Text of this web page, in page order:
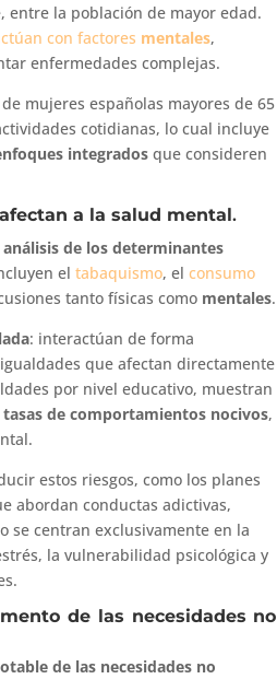
entre la población de mayor edad.
con factores mentales,
enfermedades complejas.
mujeres españolas mayores de 65
cotidianas, lo cual incluye
integrados que consideren
a la salud mental.
análisis de los determinantes
eltabaquismo, elconsumo
tanto físicas como mentales.
: interactúan de forma
que afectan directamente
por nivel educativo, muestran
de comportamientos nocivos,
estos riesgos, como los planes
abordan conductas adictivas,
se centran exclusivamente en la
la vulnerabilidad psicológica y
de las necesidades no
de las necesidades no